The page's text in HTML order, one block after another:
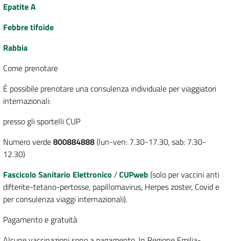
Epatite A
Febbre tifoide
Rabbia
Come prenotare
È possibile prenotare una consulenza individuale per viaggiatori
internazionali:
presso gli sportelli CUP
Numero verde800884888(lun-ven: 7.30-17.30, sab: 7.30-
12.30)
Fascicolo Sanitario Elettronico /CUPweb (solo per vaccini anti
difterite-tetano-pertosse, papillomavirus, Herpes zoster, Covid e
per consulenza viaggi internazionali).
Pagamento e gratuità